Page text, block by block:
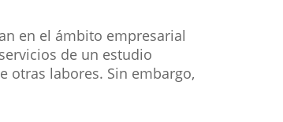
en el ámbito empresarial
de un estudio
otras labores. Sin embargo,